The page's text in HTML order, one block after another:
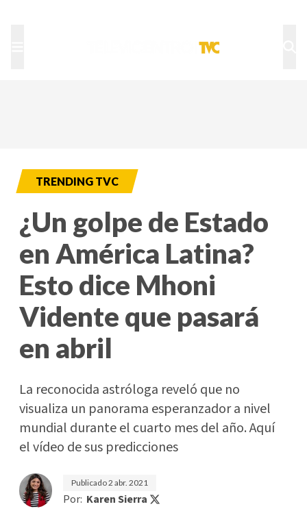
TRENDING TVC
¿Un golpe de Estado
en América Latina?
Esto dice Mhoni
Vidente que pasará
en abril
La reconocida astróloga reveló que no
visualiza un panorama esperanzador a nivel
mundial durante el cuarto mes del año. Aquí
el vídeo de sus predicciones
Publicado2 abr. 2021
Por: Karen Sierra